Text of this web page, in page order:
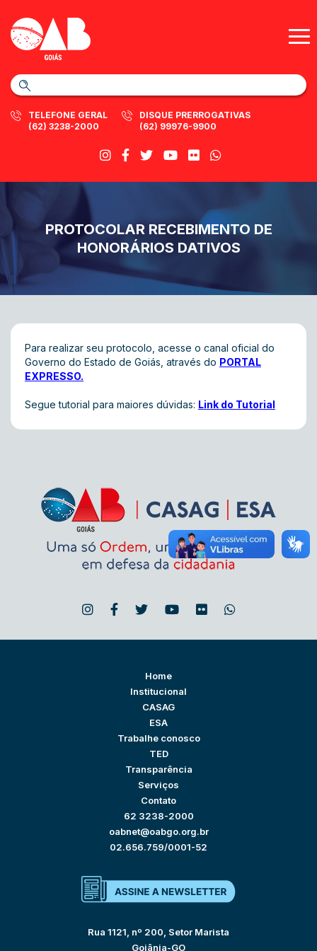
TELEFONE GERAL
(62) 3238-2000
DISQUE PRERROGATIVAS
(62) 99976-9900
PROTOCOLAR RECEBIMENTO DE
HONORÁRIOS DATIVOS
Para realizar seu protocolo, acesse o canal oficial do
Governo do Estado de Goiás, através do PORTAL
EXPRESSO.
Segue tutorial para maiores dúvidas: Link do Tutorial
Home
Institucional
CASAG
ESA
Trabalhe conosco
TED
Transparência
Serviços
Contato
62 3238-2000
oabnet@oabgo.org.br
02.656.759/0001-52
Rua 1121, nº 200, Setor Marista
Goiânia-GO